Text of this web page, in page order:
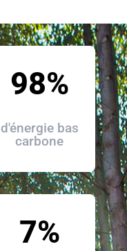
98%
d'énergie bas
carbone
7%